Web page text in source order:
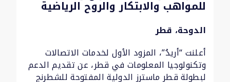
للمواهب والابتكار والروح الرياضية
الدوحة، قطر
أعلنت “أريدُ”، المزود الأول لخدمات الاتصالات
وتكنولوجيا المعلومات في قطر، عن تقديم الدعم
لبطولة قطر ماسترز الدولية المفتوحة للشطرنج